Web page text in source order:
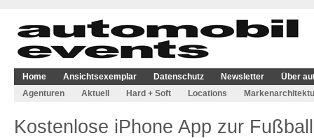
Home Ansichtsexemplar Datenschutz Newsletter
Über
Agenturen
Aktuell Hard + Soft Locations
Kostenlose iPhone App zur